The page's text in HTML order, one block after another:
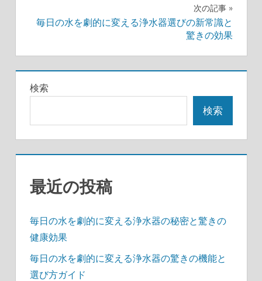
ゲ
ー
シ
ョ
ン
次の記事
毎日の水を劇的に変える浄水器選びの新常識と
驚きの効果
検索
検索
最近の投稿
毎日の水を劇的に変える浄水器の秘密と驚きの
健康効果
毎日の水を劇的に変える浄水器の驚きの機能と
選び方ガイド